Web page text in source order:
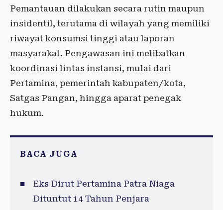
Pemantauan dilakukan secara rutin maupun
insidentil, terutama di wilayah yang memiliki
riwayat konsumsi tinggi atau laporan
masyarakat. Pengawasan ini melibatkan
koordinasi lintas instansi, mulai dari
Pertamina, pemerintah kabupaten/kota,
Satgas Pangan, hingga aparat penegak
hukum.
BACA JUGA
Eks Dirut Pertamina Patra Niaga
Dituntut 14 Tahun Penjara